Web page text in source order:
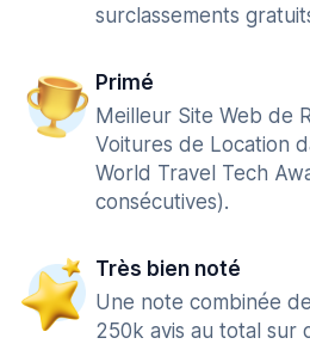
surclassements
Primé
Meilleur Site Web de
Voitures de Location
World Travel Tech
consécutives).
Très bien noté
Une note combinée
250k avis au total sur